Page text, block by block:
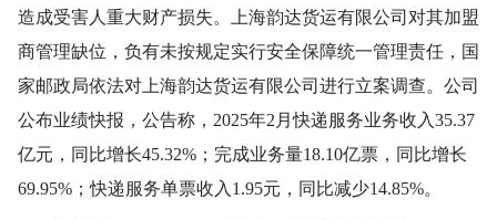
造成受害人重大财产损失。上海韵达货运有限公司对其加盟
商管理缺位，负有未按规定实行安全保障统一管理责任，国
家邮政局依法对上海韵达货运有限公司进行立案调查。公司
公布业绩快报，公告称，2025年2月快递服务业务收入35.37
亿元，同比增长45.32%；完成业务量18.10亿票，同比增长
69.95%；快递服务单票收入1.95元，同比减少14.85%。